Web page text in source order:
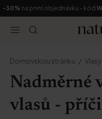
-30% na první objednávku - kód
Domovskou stránku Vlasy
Nadměrné
vlasů -